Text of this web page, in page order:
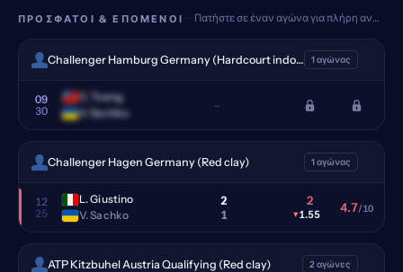
ΠΡΌΣΦΑΤΟΙ & ΕΠΌΜΕΝΟΙ Πατήστε σε έναν αγώνα για πλήρη ανάλυση
Challenger Hamburg Germany (Hardcourt indoor) 1 αγώνας
09
30
C. Tseng
V. Sachko
–
Challenger Hagen Germany (Red clay) 1 αγώνας
12
25
L. Giustino
V. Sachko
2
1
2
▾1.55 4.7/10
ATP Kitzbuhel Austria Qualifying (Red clay) 2 αγώνες